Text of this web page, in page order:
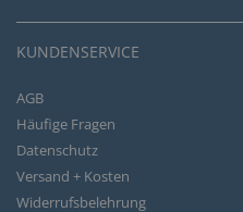
KUNDENSERVICE
AGB
Häufige Fragen
Datenschutz
Versand + Kosten
Widerrufsbelehrung